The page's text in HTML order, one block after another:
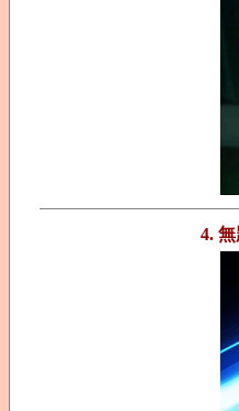
4. 無